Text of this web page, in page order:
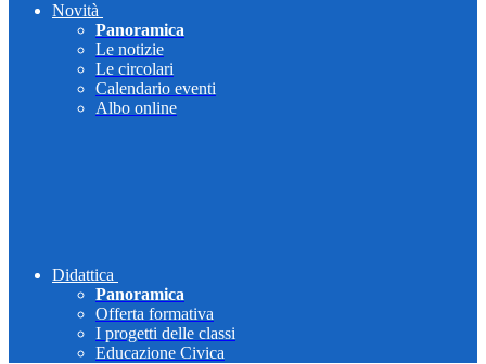
Novità
Panoramica
Le notizie
Le circolari
Calendario eventi
Albo online
Didattica
Panoramica
Offerta formativa
I progetti delle classi
Educazione Civica